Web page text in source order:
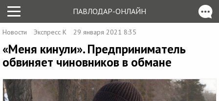
ПАВЛОДАР-ОНЛАЙН
Новости Экспресс К 29 января 2021 8:35
«Меня кинули». Предприниматель
обвиняет чиновников в обмане